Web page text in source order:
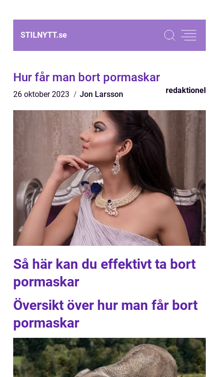
STILNYTT.se
Hur får man bort pormaskar
26 oktober 2023 Jon Larsson redaktionel
Så här kan du effektivt ta bort
pormaskar
Översikt över hur man får bort
pormaskar